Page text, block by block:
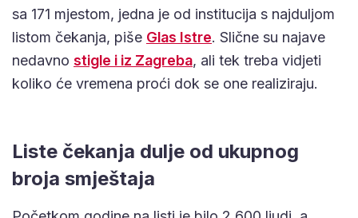
sa 171 mjestom, jedna je od institucija s najduljom
listom čekanja, piše Glas Istre. Slične su najave
nedavno stigle i iz Zagreba, ali tek treba vidjeti
koliko će vremena proći dok se one realiziraju.
Liste čekanja dulje od ukupnog
broja smještaja